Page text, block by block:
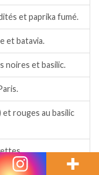
et paprika fumé.
et batavia.
noires et basilic.
rouges au basilic